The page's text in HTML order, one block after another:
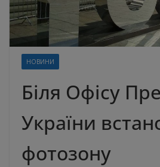
НОВИНИ
Біля Офісу
України
фотозону